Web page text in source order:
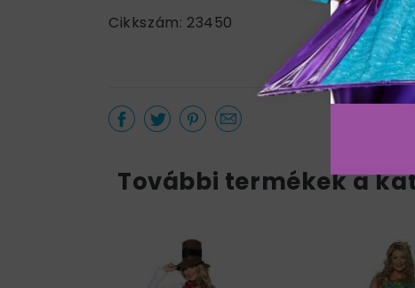
Cikkszám: 23450
További termékek a